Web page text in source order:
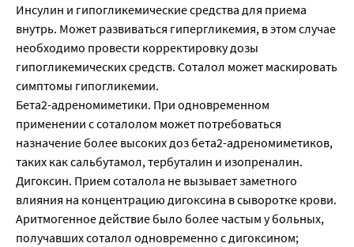
Инсулин и гипогликемические средства для приема
внутрь. Может развиваться гипергликемия, в этом случае
необходимо провести корректировку дозы
гипогликемических средств. Соталол может маскировать
симптомы гипогликемии.
Бета2-адреномиметики. При одновременном
применении с соталолом может потребоваться
назначение более высоких доз бета2-адреномиметиков,
таких как сальбутамол, тербуталин и изопреналин.
Дигоксин. Прием соталола не вызывает заметного
влияния на концентрацию дигоксина в сыворотке крови.
Аритмогенное действие было более частым у больных,
получавших соталол одновременно с дигоксином;